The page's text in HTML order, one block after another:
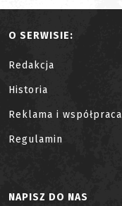
O SERWISIE:
Redakcja
Historia
Reklama i współpraca
Regulamin
NAPISZ DO NAS